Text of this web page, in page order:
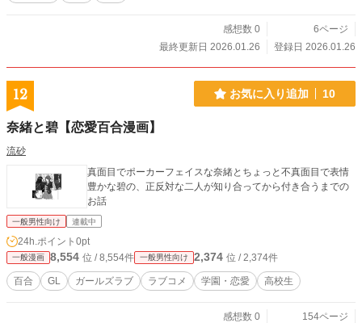
感想数 0
6ページ
最終更新日 2026.01.26
登録日 2026.01.26
12 お気に入り追加 10
奈緒と碧【恋愛百合漫画】
流砂
真面目でポーカーフェイスな奈緒とちょっと不真面目で表情
豊かな碧の、正反対な二人が知り合ってから付き合うまでの
お話
一般男性向け 連載中
24h.ポイント 0pt
一般漫画 8,554 位 / 8,554件 一般男性向け 2,374 位 / 2,374件
百合 GL ガールズラブ ラブコメ 学園・恋愛 高校生
感想数 0
154ページ